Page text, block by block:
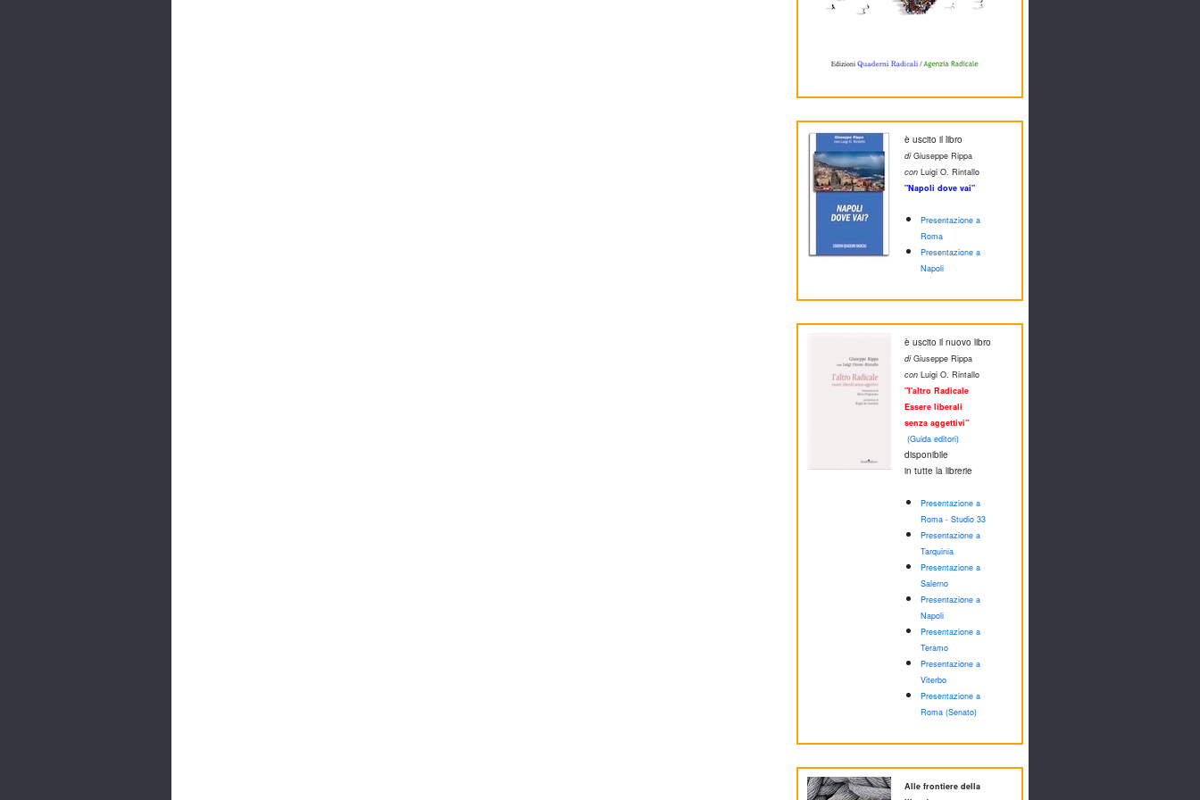
è uscito il libro
diGiuseppe Rippa
con Luigi O. Rintallo
"Napoli dove vai"
Presentazione a
Roma
Presentazione a
Napoli
è uscito il nuovo libro
diGiuseppe Rippa
con Luigi O. Rintallo
"l'altro Radicale
Essere liberali
senza aggettivi"
(Guida editori)
disponibile
in tutte la librerie
Presentazione a
Roma - Studio 33
Presentazione a
Tarquinia
Presentazione a
Salerno
Presentazione a
Napoli
Presentazione a
Teramo
Presentazione a
Viterbo
Presentazione a
Roma (Senato)
Alle frontiere della